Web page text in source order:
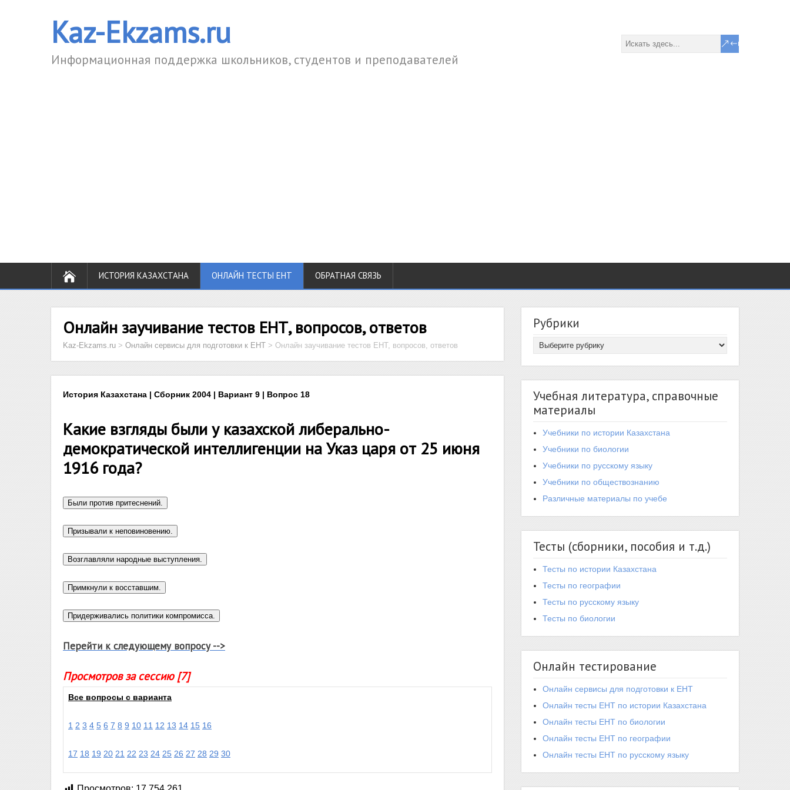
Kaz-Ekzams.ru
Информационная поддержка школьников, студентов и преподавателей
ИСТОРИЯ КАЗАХСТАНА ОНЛАЙН ТЕСТЫ ЕНТ ОБРАТНАЯ СВЯЗЬ
Онлайн заучивание тестов ЕНТ, вопросов, ответов
Kaz-Ekzams.ru > Онлайн сервисы для подготовки к ЕНТ > Онлайн заучивание тестов ЕНТ, вопросов, ответов
История Казахстана | Сборник 2004 | Вариант 9 | Вопрос 18
Какие взгляды были у казахской либерально-
демократической интеллигенции на Указ царя от 25 июня
1916 года?
Перейти к следующему вопросу -->
Просмотров за сессию [7]
Все вопросы с варианта
1 2 3 4 5 6 7 8 9 10 11 12 13 14 15 16
17 18 19 20 21 22 23 24 25 26 27 28 29 30
Рубрики
Учебная литература, справочные
материалы
Учебники по истории Казахстана
Учебники по биологии
Учебники по русскому языку
Учебники по обществознанию
Различные материалы по учебе
Тесты (сборники, пособия и т.д.)
Тесты по истории Казахстана
Тесты по географии
Тесты по русскому языку
Тесты по биологии
Онлайн тестирование
Онлайн сервисы для подготовки к ЕНТ
Онлайн тесты ЕНТ по истории Казахстана
Онлайн тесты ЕНТ по биологии
Онлайн тесты ЕНТ по географии
Онлайн тесты ЕНТ по русскому языку